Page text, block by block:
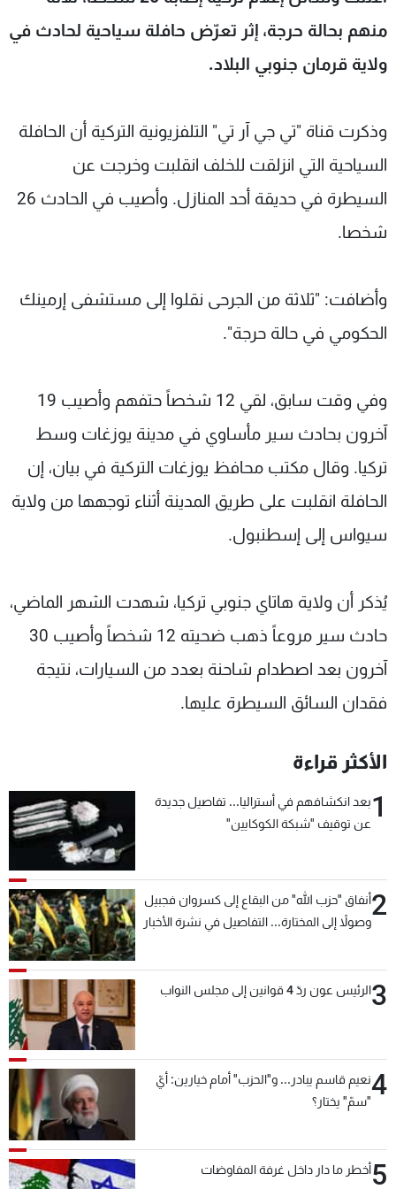
منهم بحالة حرجة، إثر تعرّض حافلة سياحية لحادث في
ولاية قرمان جنوبي البلاد.
وذكرت قناة "تي جي آر تي" التلفزيونية التركية أن الحافلة
السياحية التي انزلقت للخلف انقلبت وخرجت عن
السيطرة في حديقة أحد المنازل. وأصيب في الحادث 26
شخصا.
وأضافت: "ثلاثة من الجرحى نقلوا إلى مستشفى إرمينك
الحكومي في حالة حرجة".
وفي وقت سابق، لقي 12 شخصاً حتفهم وأصيب 19
آخرون بحادث سير مأساوي في مدينة يوزغات وسط
تركيا. وقال مكتب محافظ يوزغات التركية في بيان، إن
الحافلة انقلبت على طريق المدينة أثناء توجهها من ولاية
سيواس إلى إسطنبول.
يُذكر أن ولاية هاتاي جنوبي تركيا، شهدت الشهر الماضي،
حادث سير مروعاً ذهب ضحيته 12 شخصاً وأصيب 30
آخرون بعد اصطدام شاحنة بعدد من السيارات، نتيجة
فقدان السائق السيطرة عليها.
الأكثر قراءة
1بعد انكشافهم في أستراليا... تفاصيل جديدة
عن توقيف "شبكة الكوكايين"
2أنفاق "حزب الله" من البقاع إلى كسروان فجبيل
وصولاً إلى المختارة... التفاصيل في نشرة الأخبار
3الرئيس عون ردّ 4 قوانين إلى مجلس النواب
4نعيم قاسم يبادر... و"الحزب" أمام خيارين: أيّ
"سمّ" يختار؟
5أخطر ما دار داخل غرفة المفاوضات
شاهد البرامج
الترددات
لاعلاناتكم
شروط الإسـتخدام
سياسة الخصوصية